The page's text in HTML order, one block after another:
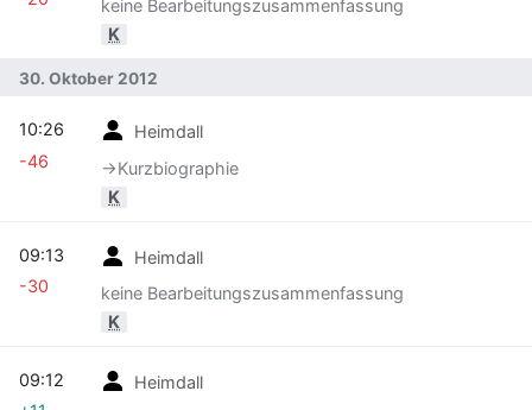
keine Bearbeitungszusammenfassung
K
30. Oktober 2012
Heimdall
→‎Kurzbiographie
K
10:26
-46
Heimdall
keine Bearbeitungszusammenfassung
K
09:13
-30
Heimdall
09:12